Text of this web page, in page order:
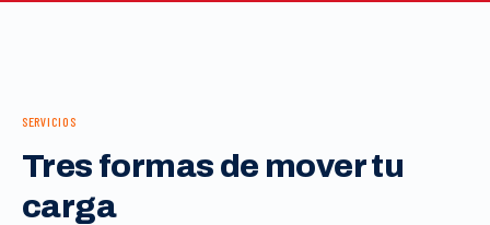
SERVICIOS
Tres formas de mover tu
carga